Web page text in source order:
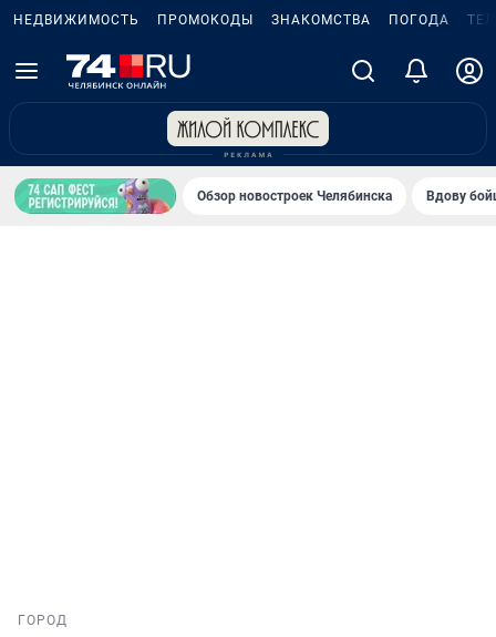
НЕДВИЖИМОСТЬ ПРОМОКОДЫ ЗНАКОМСТВА ПОГОДА
Обзор новостроек Челябинска Вдову
ГОРОД